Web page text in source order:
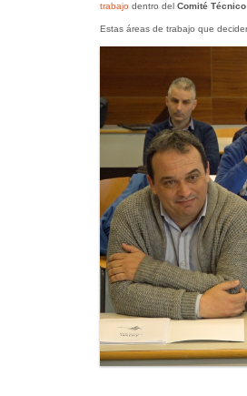
trabajo dentro del Comité
Estas áreas de trabajo que